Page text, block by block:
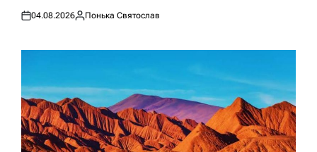
Оприлюднено
04.08.2026
Опубліковано
Понька Святослав